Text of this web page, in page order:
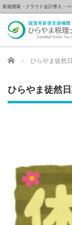
新規開業・クラウド会計導入・
Home ひらやま徒然
ひらやま徒然